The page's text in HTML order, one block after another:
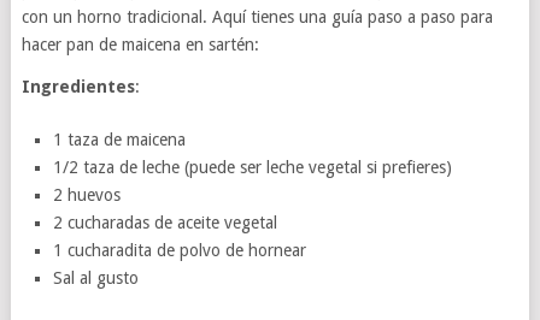
con un horno tradicional. Aquí tienes una guía paso a paso para
hacer pan de maicena en sartén:
Ingredientes:
1 taza de maicena
1/2 taza de leche (puede ser leche vegetal si prefieres)
2 huevos
2 cucharadas de aceite vegetal
1 cucharadita de polvo de hornear
Sal al gusto